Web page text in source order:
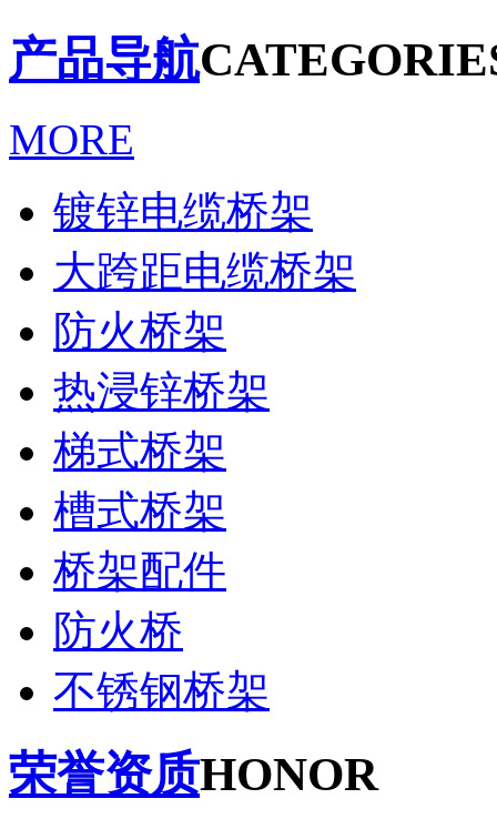
产品导航
MORE
镀锌电缆桥架
大跨距电缆桥架
防火桥架
热浸锌桥架
梯式桥架
槽式桥架
桥架配件
防火桥
不锈钢桥架
荣誉资质HONOR